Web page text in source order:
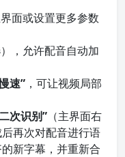
界面或设置更多参数
），允许配音自动加
速” ，可让视频局部
次识别” （主界面右
再次对配音进行语
新字幕，并重新合